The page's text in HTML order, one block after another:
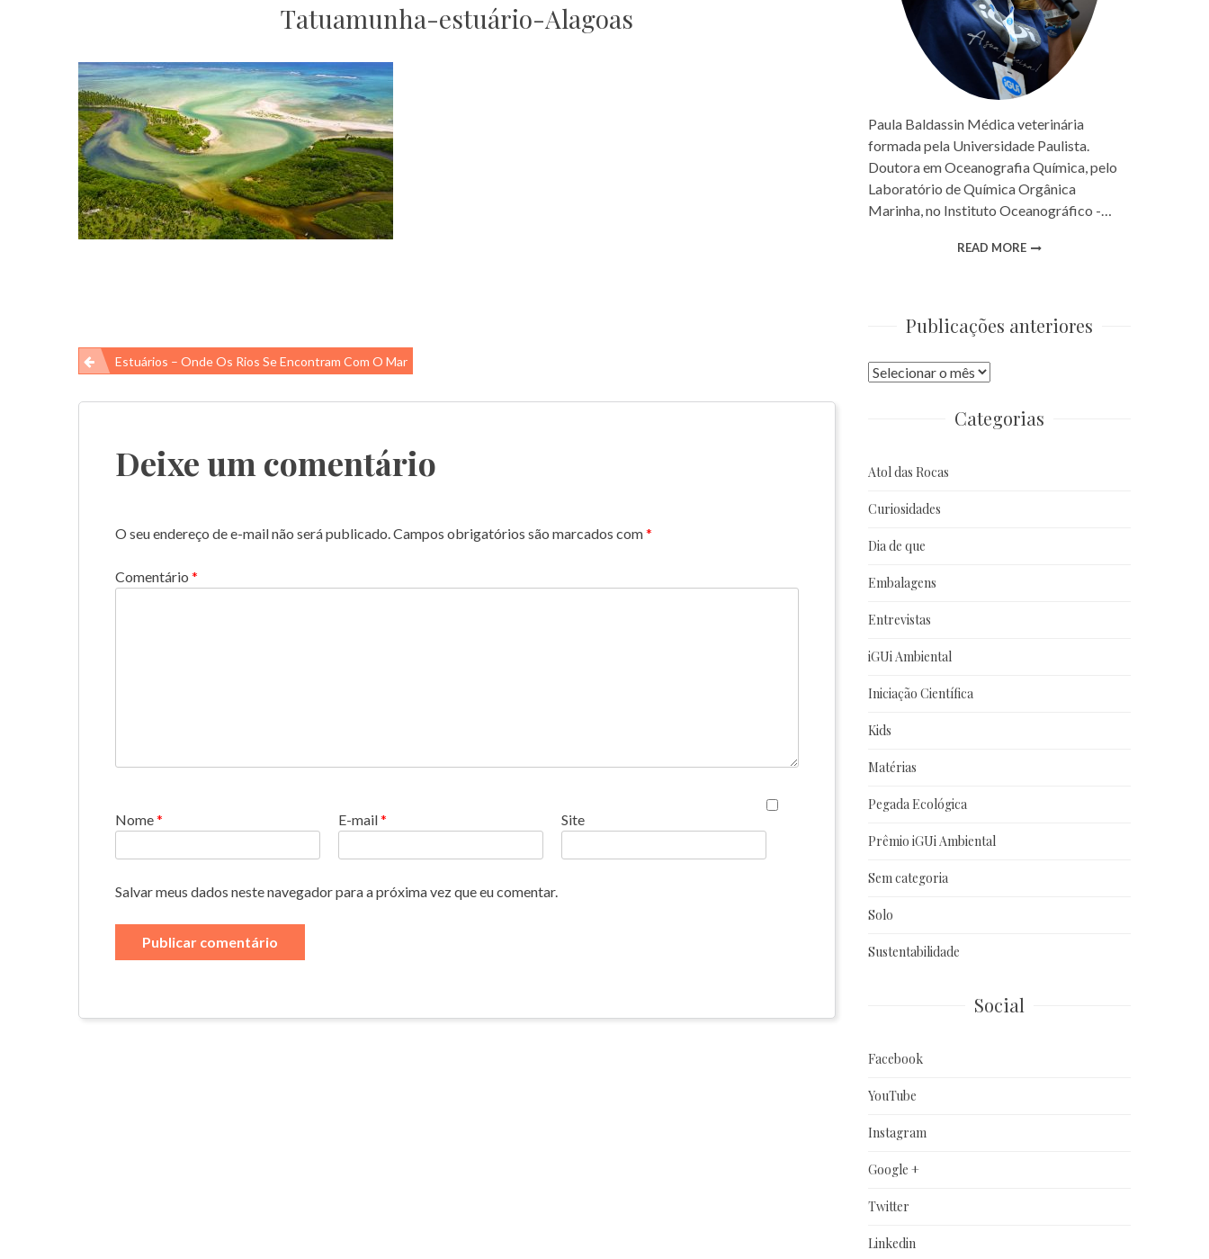
Tatuamunha-estuário-Alagoas
Navegação
de
Estuários – Onde Os Rios Se Encontram Com O Mar
Deixe um comentário
O seu endereço de e-mail não será publicado.Campos obrigatórios são marcados com*
Comentário *
Nome* E-mail* Site
Salvar meus dados neste navegador para a próxima vez que eu comentar.
Paula Baldassin Médica veterinária
formada pela Universidade Paulista.
Doutora em Oceanografia Química, pelo
Laboratório de Química Orgânica
Marinha, no Instituto Oceanográfico -…
READ MORE
Publicações anteriores
Publicações
Categorias
Atol das Rocas
Curiosidades
Dia de que
Embalagens
Entrevistas
iGUi Ambiental
Iniciação Científica
Kids
Matérias
Pegada Ecológica
Prêmio iGUi Ambiental
Sem categoria
Solo
Sustentabilidade
Social
Facebook
YouTube
Instagram
Google +
Twitter
Linkedin